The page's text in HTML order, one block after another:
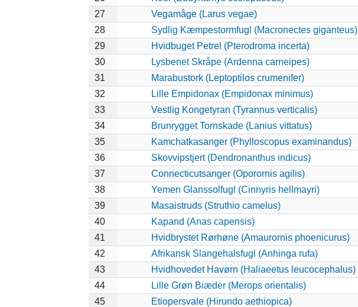
27
Vegamåge (Larus vegae)
28
Sydlig Kæmpestormfugl (Macronectes giganteus)
29
Hvidbuget Petrel (Pterodroma incerta)
30
Lysbenet Skråpe (Ardenna carneipes)
31
Marabustork (Leptoptilos crumenifer)
32
Lille Empidonax (Empidonax minimus)
33
Vestlig Kongetyran (Tyrannus verticalis)
34
Brunrygget Tornskade (Lanius vittatus)
35
Kamchatkasanger (Phylloscopus examinandus)
36
Skovvipstjert (Dendronanthus indicus)
37
Connecticutsanger (Oporornis agilis)
38
Yemen Glanssolfugl (Cinnyris hellmayri)
39
Masaistruds (Struthio camelus)
40
Kapand (Anas capensis)
41
Hvidbrystet Rørhøne (Amaurornis phoenicurus)
42
Afrikansk Slangehalsfugl (Anhinga rufa)
43
Hvidhovedet Havørn (Haliaeetus leucocephalus)
44
Lille Grøn Biæder (Merops orientalis)
45
Etiopersvale (Hirundo aethiopica)